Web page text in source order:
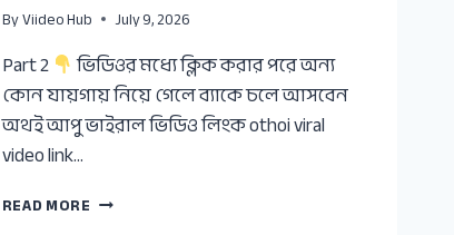
ByViideo Hub July 9, 2026
Part 2
ভিডিওর মধ্যে ক্লিক করার পরে অন্য
কোন যায়গায় নিয়ে গেলে ব্যাকে চলে আসবেন
অথই আপু ভাইরাল ভিডিও লিংক othoi viral
video link…
READ MORE OTHOI